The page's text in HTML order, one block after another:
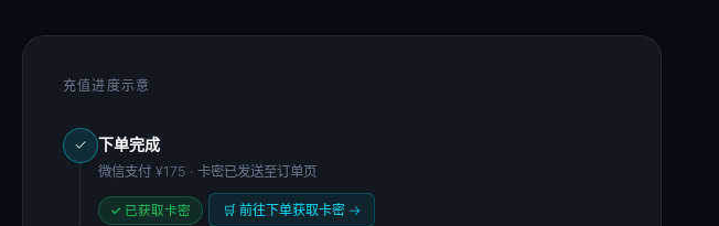
充值进度示意
✓ 下单完成
微信支付 ¥175 · 卡密已发送至订单页
✓ 已获取卡密 🛒 前往下单获取卡密 →